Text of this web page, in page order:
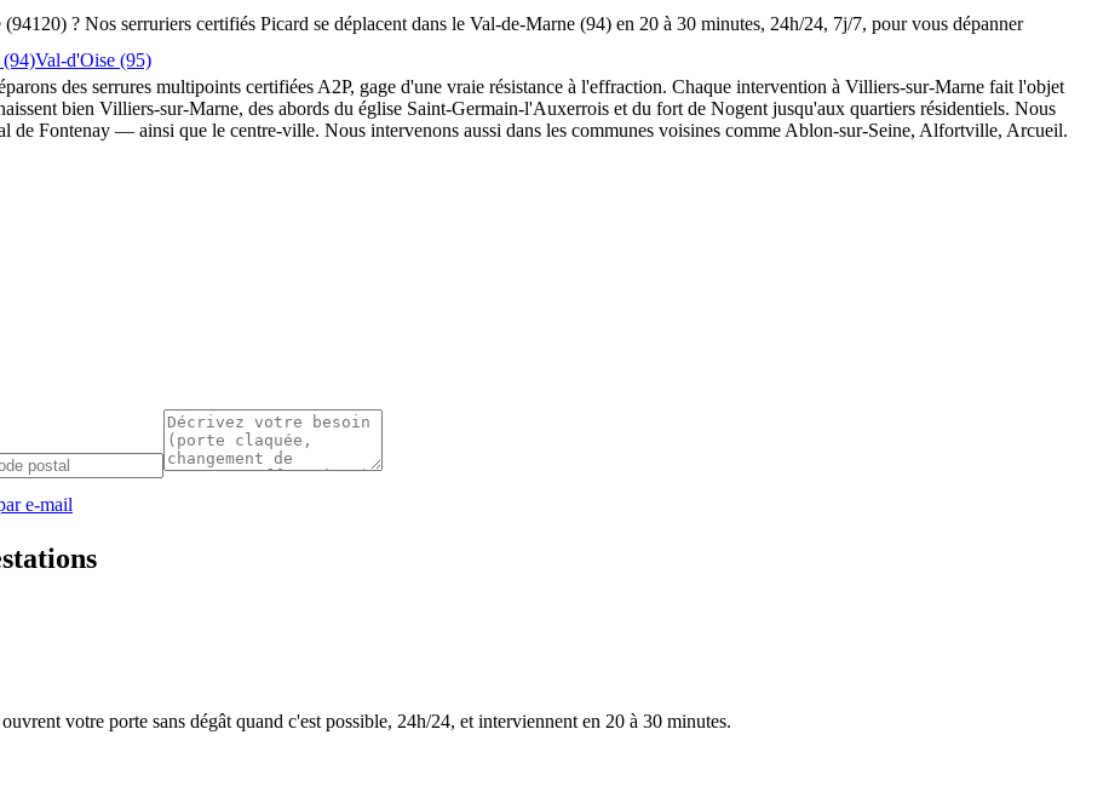
(94)Val-d'Oise (95)
? Nos serruriers certifiés Picard se déplacent dans le Val-de-Marne (94) en 20 à 30 minutes, 24h/24, 7j/7, pour vous dépanner
des serrures multipoints certifiées A2P, gage d'une vraie résistance à l'effraction. Chaque intervention à Villiers-sur-Marne fait l'objet
bien Villiers-sur-Marne, des abords du église Saint-Germain-l'Auxerrois et du fort de Nogent jusqu'aux quartiers résidentiels. Nous
Fontenay — ainsi que le centre-ville. Nous intervenons aussi dans les communes voisines comme Ablon-sur-Seine, Alfortville, Arcueil.
e-mail
votre porte sans dégât quand c'est possible, 24h/24, et interviennent en 20 à 30 minutes.